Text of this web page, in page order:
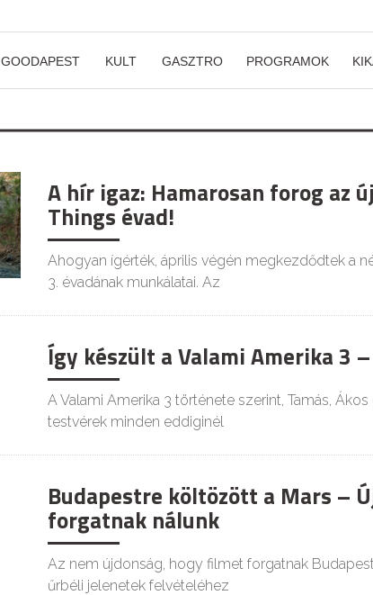
GOODAPEST KULT GASZTRO PROGRAMOK
A hír igaz: Hamarosan forog az
Things évad!
Ahogyan ígérték, április végén megkezdődtek a
3. évadának munkálatai. Az
Így készült a Valami Amerika 3
A Valami Amerika 3 története szerint, Tamás,
testvérek minden eddiginél
Budapestre költözött a Mars –
forgatnak nálunk
Az nem újdonság, hogy filmet forgatnak
űrbéli jelenetek felvételéhez